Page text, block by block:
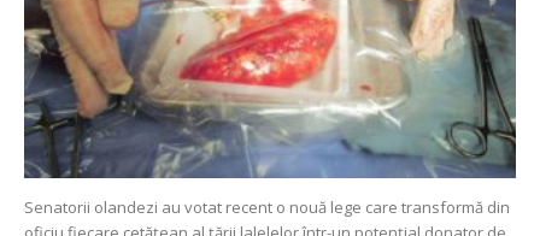
Senatorii olandezi au votat recent o nouă lege care transformă din